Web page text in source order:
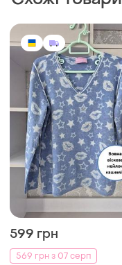
599 грн
569 грн з 07 серп